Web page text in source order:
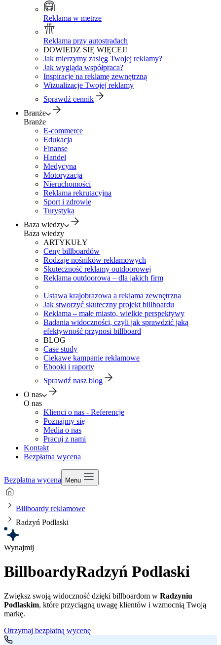
Reklama w metrze
Reklama przy autostradach
DOWIEDZ SIĘ WIĘCEJ!
Jak mierzymy zasięg Twojej reklamy?
Jak wygląda współpraca?
Inspiracje na reklamę zewnętrzną
Wizualizacje Twojej reklamy
Sprawdź cennik
Branże
Branże
E-commerce
Edukacja
Finanse
Handel
Medycyna
Motoryzacja
Nieruchomości
Reklama rekrutacyjna
Sport i zdrowie
Turystyka
Baza wiedzy
Baza wiedzy
ARTYKUŁY
Ceny billboardów
Rodzaje nośników reklamowych
Skuteczność reklamy outdoorowej
Reklama outdoorowa – dla jakich firm
Ustawa krajobrazowa a reklama zewnętrzna
Jak stworzyć skuteczny projekt billboardu
Reklama – małe miasto, wielkie perspektywy
Badania widoczności, czyli jak sprawdzić jaką
efektywność przynosi billboard
BLOG
Case study
Ciekawe kampanie reklamowe
Ebooki i raporty
Sprawdź nasz blog
O nas
O nas
Klienci o nas - Referencje
Poznajmy się
Media o nas
Pracuj z nami
Kontakt
Bezpłatna wycena
Bezpłatna wycena Menu
Billboardy reklamowe
Radzyń Podlaski
Wynajmij
BillboardyRadzyń Podlaski
Zwiększ swoją widoczność dzięki billboardom w Radzyniu
Podlaskim, które przyciągną uwagę klientów i wzmocnią Twoją
markę.
Otrzymaj bezpłatną wycenę